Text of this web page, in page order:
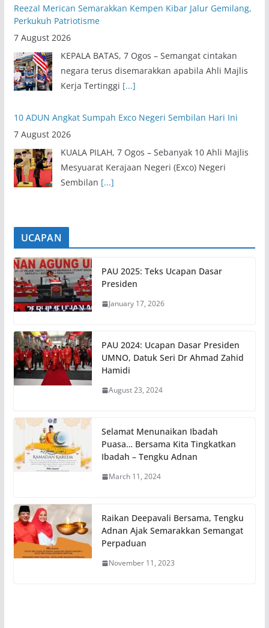
Reezal Merican Semarakkan Kempen Kibar Jalur Gemilang,
Perkukuh Patriotisme
7 August 2026
KEPALA BATAS, 7 Ogos – Semangat cintakan
negara terus disemarakkan apabila Ahli Majlis
Kerja Tertinggi [...]
10 ADUN Angkat Sumpah Exco Negeri Sembilan Hari Ini
7 August 2026
KUALA PILAH, 7 Ogos – Sebanyak 10 Ahli Majlis
Mesyuarat Kerajaan Negeri (Exco) Negeri
Sembilan [...]
UCAPAN
PAU 2025: Teks Ucapan Dasar
Presiden
January 17, 2026
PAU 2024: Ucapan Dasar Presiden
UMNO, Datuk Seri Dr Ahmad Zahid
Hamidi
August 23, 2024
Selamat Menunaikan Ibadah
Puasa… Bersama Kita Tingkatkan
Ibadah – Tengku Adnan
March 11, 2024
Raikan Deepavali Bersama, Tengku
Adnan Ajak Semarakkan Semangat
Perpaduan
November 11, 2023